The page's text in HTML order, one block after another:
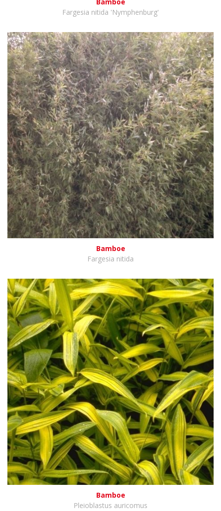
Bamboe
Fargesia nitida 'Nymphenburg'
Bamboe
Fargesia nitida
Bamboe
Pleioblastus auricomus